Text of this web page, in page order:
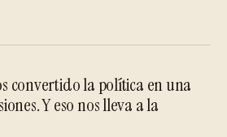
convertido la política en una
Y eso nos lleva a la